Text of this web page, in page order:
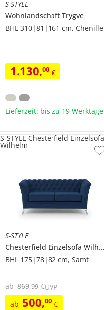
S-STYLE
Wohnlandschaft Trygve
BHL 310|81|161 cm, Chenille
1.130,00 €
Lieferzeit: bis zu 19 Werktage
S-STYLE
Chesterfield Einzelsofa Wilhelm
BHL 175|78|82 cm, Samt
ab 500,00 €
ab 869,99 €UVP
S-STYLE Chesterfield Einzelsofa
Wilhelm